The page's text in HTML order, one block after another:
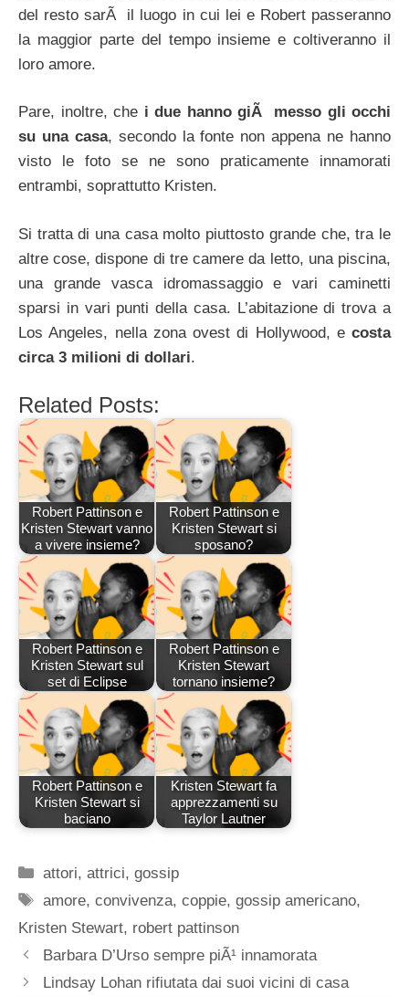
del resto sarÃ il luogo in cui lei e Robert passeranno
la maggior parte del tempo insieme e coltiveranno il
loro amore.
Pare, inoltre, che i due hanno giÃ messo gli occhi
su una casa, secondo la fonte non appena ne hanno
visto le foto se ne sono praticamente innamorati
entrambi, soprattutto Kristen.
Si tratta di una casa molto piuttosto grande che, tra le
altre cose, dispone di tre camere da letto, una piscina,
una grande vasca idromassaggio e vari caminetti
sparsi in vari punti della casa. L’abitazione di trova a
Los Angeles, nella zona ovest di Hollywood, e costa
circa 3 milioni di dollari.
Related Posts:
Robert Pattinson e
Kristen Stewart vanno
a vivere insieme?
Robert Pattinson e
Kristen Stewart si
sposano?
Robert Pattinson e
Kristen Stewart sul
set di Eclipse
Robert Pattinson e
Kristen Stewart
tornano insieme?
Robert Pattinson e
Kristen Stewart si
baciano
Kristen Stewart fa
apprezzamenti su
Taylor Lautner
Categorie
attori,attrici,gossip
Tag
amore,convivenza,coppie,gossip americano,
Kristen Stewart, robert pattinson
Barbara D’Urso sempre piÃ¹ innamorata
Lindsay Lohan rifiutata dai suoi vicini di casa